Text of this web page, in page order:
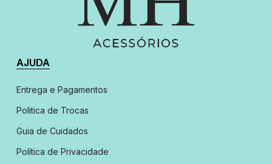
AJUDA
Entrega e Pagamentos
Politica de Trocas
Guia de Cuidados
Política de Privacidade